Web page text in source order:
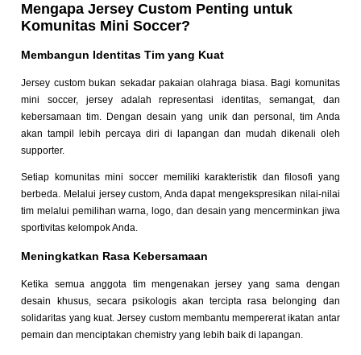
Mengapa Jersey Custom Penting untuk
Komunitas Mini Soccer?
Membangun Identitas Tim yang Kuat
Jersey custom bukan sekadar pakaian olahraga biasa. Bagi komunitas
mini soccer, jersey adalah representasi identitas, semangat, dan
kebersamaan tim. Dengan desain yang unik dan personal, tim Anda
akan tampil lebih percaya diri di lapangan dan mudah dikenali oleh
supporter.
Setiap komunitas mini soccer memiliki karakteristik dan filosofi yang
berbeda. Melalui jersey custom, Anda dapat mengekspresikan nilai-nilai
tim melalui pemilihan warna, logo, dan desain yang mencerminkan jiwa
sportivitas kelompok Anda.
Meningkatkan Rasa Kebersamaan
Ketika semua anggota tim mengenakan jersey yang sama dengan
desain khusus, secara psikologis akan tercipta rasa belonging dan
solidaritas yang kuat. Jersey custom membantu mempererat ikatan antar
pemain dan menciptakan chemistry yang lebih baik di lapangan.